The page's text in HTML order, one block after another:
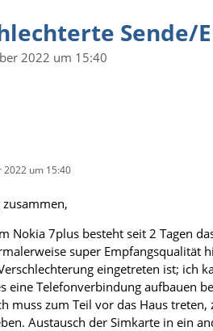
Sende/
2022 um 15:40
2022 um 15:40
zusammen,
Nokia 7plus besteht seit 2 Tagen
super Empfangsqualität
eingetreten ist; ich
eine Telefonverbindung aufbauen
muss zum Teil vor das Haus
Austausch der Simkarte in ein